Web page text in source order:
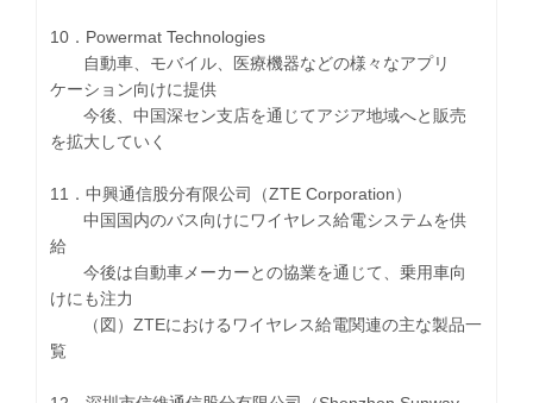
10．Powermat Technologies
自動車、モバイル、医療機器などの様々なアプリ
ケーション向けに提供
今後、中国深セン支店を通じてアジア地域へと販売
を拡大していく
11．中興通信股分有限公司（ZTE Corporation）
中国国内のバス向けにワイヤレス給電システムを供
給
今後は自動車メーカーとの協業を通じて、乗用車向
けにも注力
（図）ZTEにおけるワイヤレス給電関連の主な製品一
覧